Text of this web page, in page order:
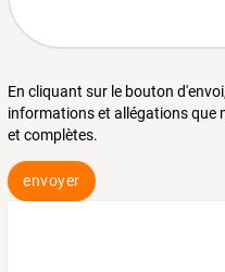
En cliquant sur le bouton
informations et allégations que
et complètes.
envoyer